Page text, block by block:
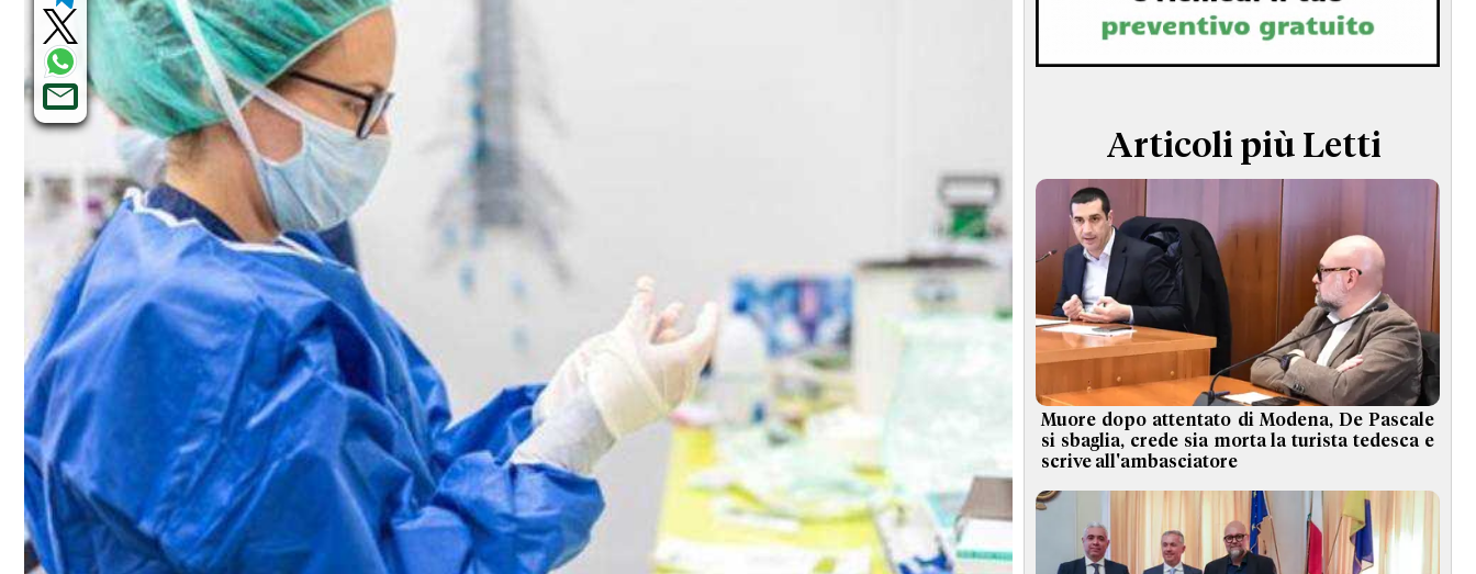
TERMINI e CONDIZIONI
Articoli più Letti
Muore dopo attentato di Modena, De Pascale
si sbaglia, crede sia morta la turista tedesca e
scrive all'ambasciatore